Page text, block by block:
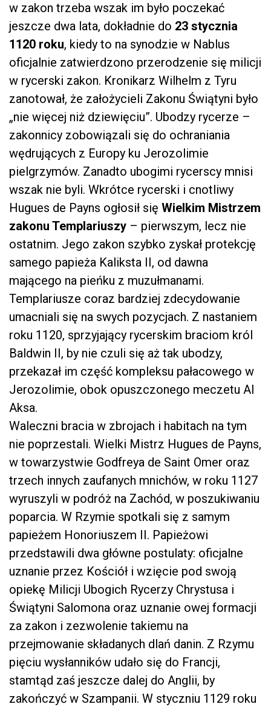
w zakon trzeba wszak im było poczekać
jeszcze dwa lata, dokładnie do 23 stycznia
1120 roku, kiedy to na synodzie w Nablus
oficjalnie zatwierdzono przerodzenie się milicji
w rycerski zakon. Kronikarz Wilhelm z Tyru
zanotował, że założycieli Zakonu Świątyni było
„nie więcej niż dziewięciu”. Ubodzy rycerze –
zakonnicy zobowiązali się do ochraniania
wędrujących z Europy ku Jerozolimie
pielgrzymów. Zanadto ubogimi rycerscy mnisi
wszak nie byli. Wkrótce rycerski i cnotliwy
Hugues de Payns ogłosił się Wielkim Mistrzem
zakonu Templariuszy – pierwszym, lecz nie
ostatnim. Jego zakon szybko zyskał protekcję
samego papieża Kaliksta II, od dawna
mającego na pieńku z muzułmanami.
Templariusze coraz bardziej zdecydowanie
umacniali się na swych pozycjach. Z nastaniem
roku 1120, sprzyjający rycerskim braciom król
Baldwin II, by nie czuli się aż tak ubodzy,
przekazał im część kompleksu pałacowego w
Jerozolimie, obok opuszczonego meczetu Al
Aksa.
Waleczni bracia w zbrojach i habitach na tym
nie poprzestali. Wielki Mistrz Hugues de Payns,
w towarzystwie Godfreya de Saint Omer oraz
trzech innych zaufanych mnichów, w roku 1127
wyruszyli w podróż na Zachód, w poszukiwaniu
poparcia. W Rzymie spotkali się z samym
papieżem Honoriuszem II. Papieżowi
przedstawili dwa główne postulaty: oficjalne
uznanie przez Kościół i wzięcie pod swoją
opiekę Milicji Ubogich Rycerzy Chrystusa i
Świątyni Salomona oraz uznanie owej formacji
za zakon i zezwolenie takiemu na
przejmowanie składanych dlań danin. Z Rzymu
pięciu wysłanników udało się do Francji,
stamtąd zaś jeszcze dalej do Anglii, by
zakończyć w Szampanii. W styczniu 1129 roku